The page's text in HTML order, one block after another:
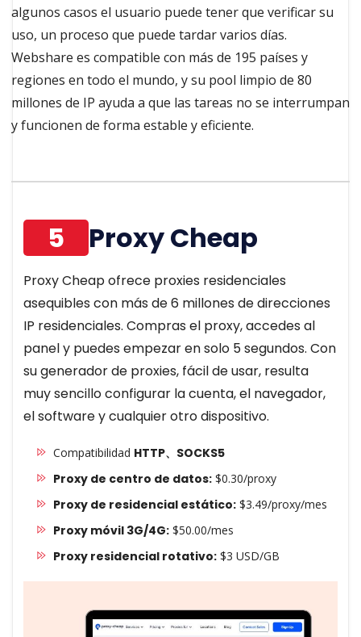
algunos casos el usuario puede tener que verificar su
uso, un proceso que puede tardar varios días.
Webshare es compatible con más de 195 países y
regiones en todo el mundo, y su pool limpio de 80
millones de IP ayuda a que las tareas no se interrumpan
y funcionen de forma estable y eficiente.
5 Proxy Cheap
Proxy Cheap ofrece proxies residenciales
asequibles con más de 6 millones de direcciones
IP residenciales. Compras el proxy, accedes al
panel y puedes empezar en solo 5 segundos. Con
su generador de proxies, fácil de usar, resulta
muy sencillo configurar la cuenta, el navegador,
el software y cualquier otro dispositivo.
Compatibilidad HTTP、SOCKS5
Proxy de centro de datos:$0.30/proxy
Proxy de residencial estático:$3.49/proxy/mes
Proxy móvil 3G/4G:$50.00/mes
Proxy residencial rotativo:$3 USD/GB